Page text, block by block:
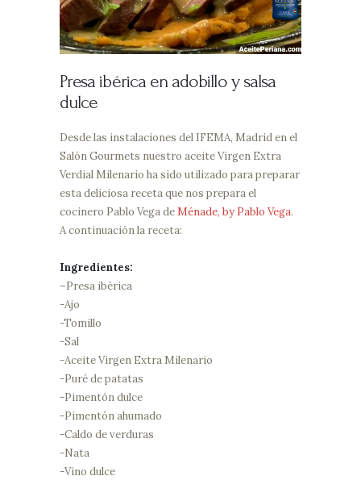
Presa ibérica en adobillo y salsa
dulce
Desde las instalaciones del IFEMA, Madrid en el
Salón Gourmets nuestro aceite Virgen Extra
Verdial Milenario ha sido utilizado para preparar
esta deliciosa receta que nos prepara el
cocinero Pablo Vega deMénade, by Pablo Vega.
A continuación la receta:
Ingredientes:
–Presa ibérica
-Ajo
-Tomillo
-Sal
-Aceite Virgen Extra Milenario
-Puré de patatas
-Pimentón dulce
-Pimentón ahumado
-Caldo de verduras
-Nata
-Vino dulce